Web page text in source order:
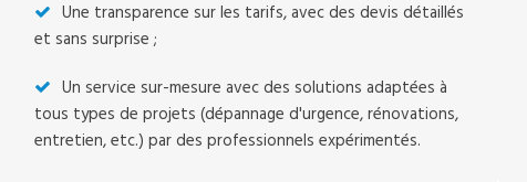
Une transparence sur les tarifs, avec des devis détaillés
et sans surprise ;
Un service sur-mesure avec des solutions adaptées à
tous types de projets (dépannage d'urgence, rénovations,
entretien, etc.) par des professionnels expérimentés.